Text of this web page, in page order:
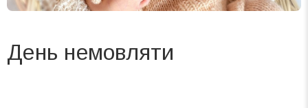
День немовляти